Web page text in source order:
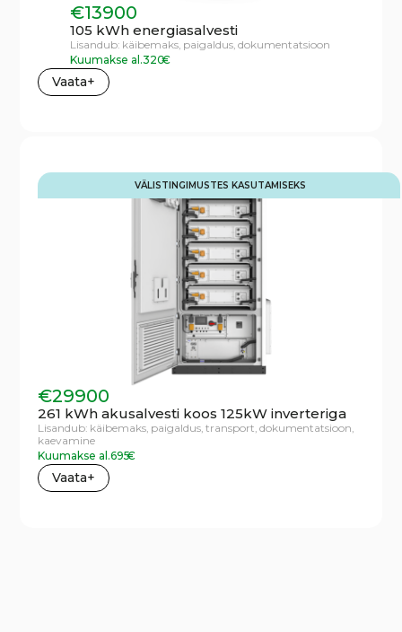
€13900
105 kWh energiasalvesti
Lisandub: käibemaks, paigaldus, dokumentatsioon
Kuumakse al.320€
Vaata+
VÄLISTINGIMUSTES KASUTAMISEKS
€29900
261 kWh akusalvesti koos 125kW inverteriga
Lisandub: käibemaks, paigaldus, transport, dokumentatsioon,
kaevamine
Kuumakse al.695€
Vaata+